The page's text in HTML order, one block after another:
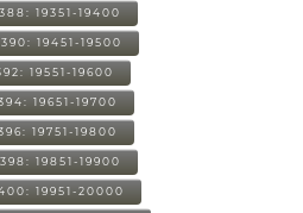
388: 19351-19400
390: 19451-19500
19551-19600
19651-19700
19751-19800
398: 19851-19900
19951-20000